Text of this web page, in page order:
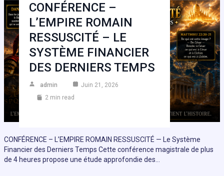
CONFÉRENCE –
L’EMPIRE ROMAIN
RESSUSCITÉ – LE
SYSTÈME FINANCIER
DES DERNIERS TEMPS
admin
Juin 21, 2026
2 min read
CONFÉRENCE – L’EMPIRE ROMAIN RESSUSCITÉ — Le Système
Financier des Derniers Temps Cette conférence magistrale de plus
de 4 heures propose une étude approfondie des…